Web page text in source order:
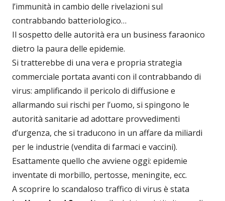
l’immunità in cambio delle rivelazioni sul
contrabbando batteriologico…
Il sospetto delle autorità era un business faraonico
dietro la paura delle epidemie.
Si tratterebbe di una vera e propria strategia
commerciale portata avanti con il contrabbando di
virus: amplificando il pericolo di diffusione e
allarmando sui rischi per l’uomo, si spingono le
autorità sanitarie ad adottare provvedimenti
d’urgenza, che si traducono in un affare da miliardi
per le industrie (vendita di farmaci e vaccini).
Esattamente quello che avviene oggi: epidemie
inventate di morbillo, pertosse, meningite, ecc.
A scoprire lo scandaloso traffico di virus è stata